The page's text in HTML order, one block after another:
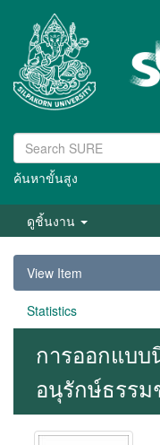
ค้นหาขั้นสูง
ดูชิ้นงาน
View Item
Statistics
การออกแบบ
อนุรักษ์ธรร